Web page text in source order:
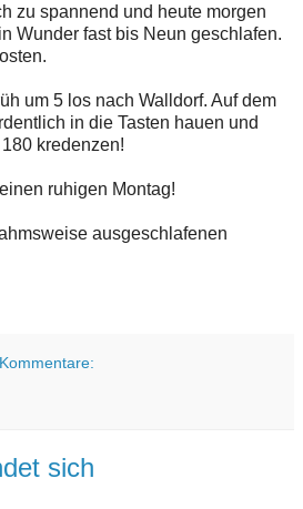
zu spannend und heute morgen
Wunder fast bis Neun geschlafen.
um 5 los nach Walldorf. Auf dem
in die Tasten hauen und
kredenzen!
ruhigen Montag!
ausgeschlafenen
sich